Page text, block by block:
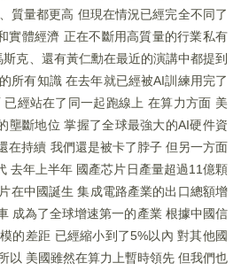
質量都更高 但現在情況已經完全不同了
實體經濟 正在不斷用高質量的行業私有
克、還有黃仁勳在最近的演講中都提到
所有知識 在去年就已經被AI訓練用完了
經站在了同一起跑線上 在算力方面 美
壟斷地位 掌握了全球最強大的AI硬件資
在持續 我們還是被卡了脖子 但另一方面
去年上半年 國產芯片日產量超過11億顆
在中國誕生 集成電路產業的出口總額增
成為了全球增速第一的產業 根據中國信
的差距 已經縮小到了5%以內 對其他國
以 美國雖然在算力上暫時領先 但我們也